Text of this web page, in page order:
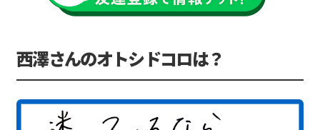
西澤さんのオトシドコロは？